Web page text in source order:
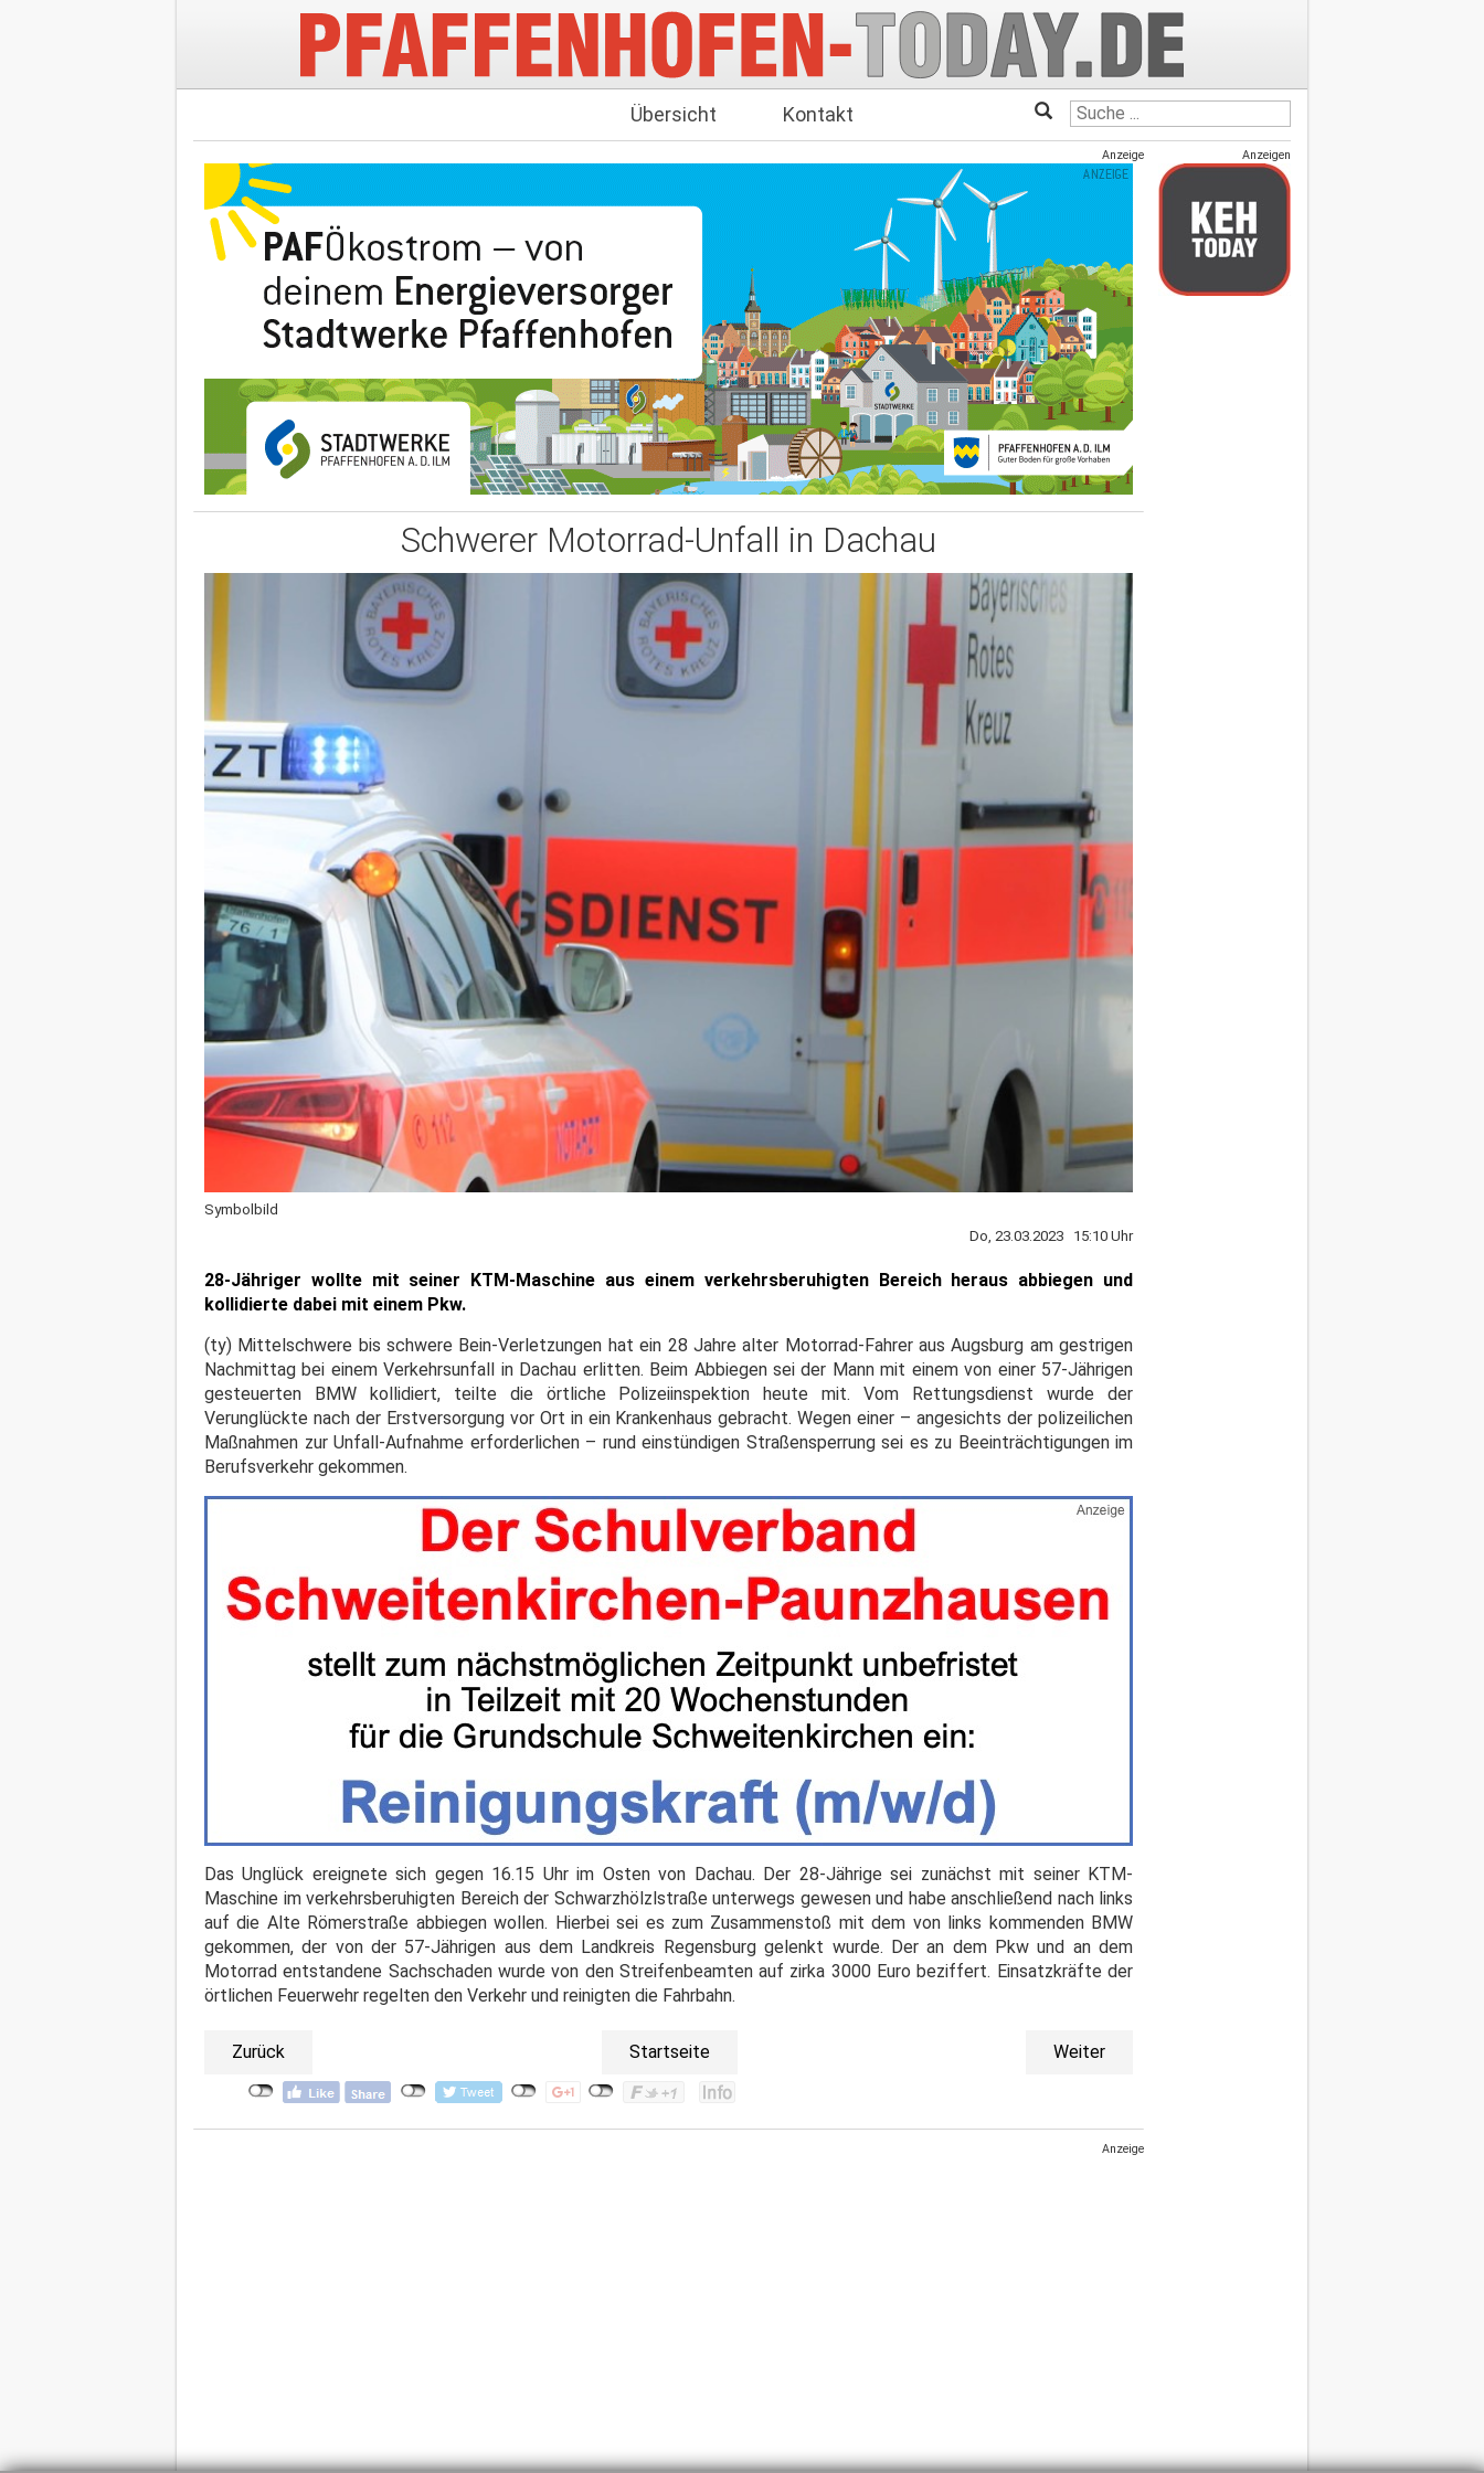
Übersicht Kontakt
Anzeige
Schwerer Motorrad-Unfall in Dachau
Symbolbild
Do, 23.03.2023 15:10 Uhr
28-Jähriger wollte mit seiner KTM-Maschine aus einem verkehrsberuhigten Bereich heraus abbiegen und
kollidierte dabei mit einem Pkw.
(ty) Mittelschwere bis schwere Bein-Verletzungen hat ein 28 Jahre alter Motorrad-Fahrer aus Augsburg am gestrigen
Nachmittag bei einem Verkehrsunfall in Dachau erlitten. Beim Abbiegen sei der Mann mit einem von einer 57-Jährigen
gesteuerten BMW kollidiert, teilte die örtliche Polizeiinspektion heute mit. Vom Rettungsdienst wurde der
Verunglückte nach der Erstversorgung vor Ort in ein Krankenhaus gebracht. Wegen einer – angesichts der polizeilichen
Maßnahmen zur Unfall-Aufnahme erforderlichen – rund einstündigen Straßensperrung sei es zu Beeinträchtigungen im
Berufsverkehr gekommen.
Das Unglück ereignete sich gegen 16.15 Uhr im Osten von Dachau. Der 28-Jährige sei zunächst mit seiner KTM-
Maschine im verkehrsberuhigten Bereich der Schwarzhölzlstraße unterwegs gewesen und habe anschließend nach links
auf die Alte Römerstraße abbiegen wollen. Hierbei sei es zum Zusammenstoß mit dem von links kommenden BMW
gekommen, der von der 57-Jährigen aus dem Landkreis Regensburg gelenkt wurde. Der an dem Pkw und an dem
Motorrad entstandene Sachschaden wurde von den Streifenbeamten auf zirka 3000 Euro beziffert. Einsatzkräfte der
örtlichen Feuerwehr regelten den Verkehr und reinigten die Fahrbahn.
Zurück Startseite Weiter
Anzeige
Anzeigen